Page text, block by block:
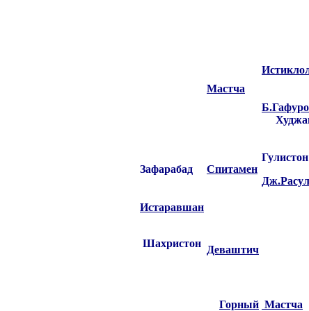
Мастча
Зафарабад Спитамен
Гулистон
Истаравшан
Шахристон
Деваштич
Горный Мастча